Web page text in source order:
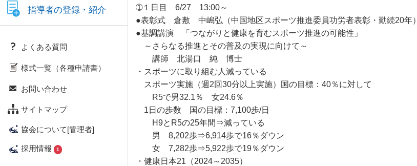
指導者の登録・紹介
よくある質問
様式一覧（各種申請書）
お問い合わせ
サイトマップ
協会について[管理者]
採用情報 1
➀１日目 6/27 13:00～
●表彰式 倉敷 中嶋弘（中国地区スポーツ推進委員功労者表彰・勤続20年）
●基調講演 「つながりと健康を育むスポーツ推進の可能性」
～さらなる推進とその普及の実現に向けて～
講師 北湯口 純 博士
・スポーツに取り組む人減っている
スポーツ実施（週2回30分以上実施）国の目標：40％に対して
R5で男32.1％ 女24.6％
1日の歩数 国の目標：7,100歩/日
H9とR5の25年間⇒減っている
男 8,202歩⇒6,914歩で16％ダウン
女 7,282歩⇒5,922歩で19％ダウン
・健康日本21（2024～2035）